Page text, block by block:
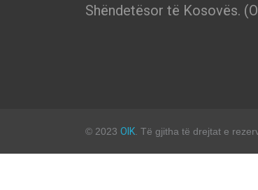
Shëndetësor të Kosovës.
© 2023 OIK . Të gjitha të drejtat e